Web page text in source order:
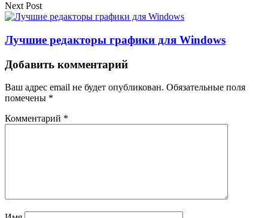
Next Post
Лучшие редакторы графики для Windows
Добавить комментарий
Ваш адрес email не будет опубликован. Обязательные поля
помечены *
Комментарий *